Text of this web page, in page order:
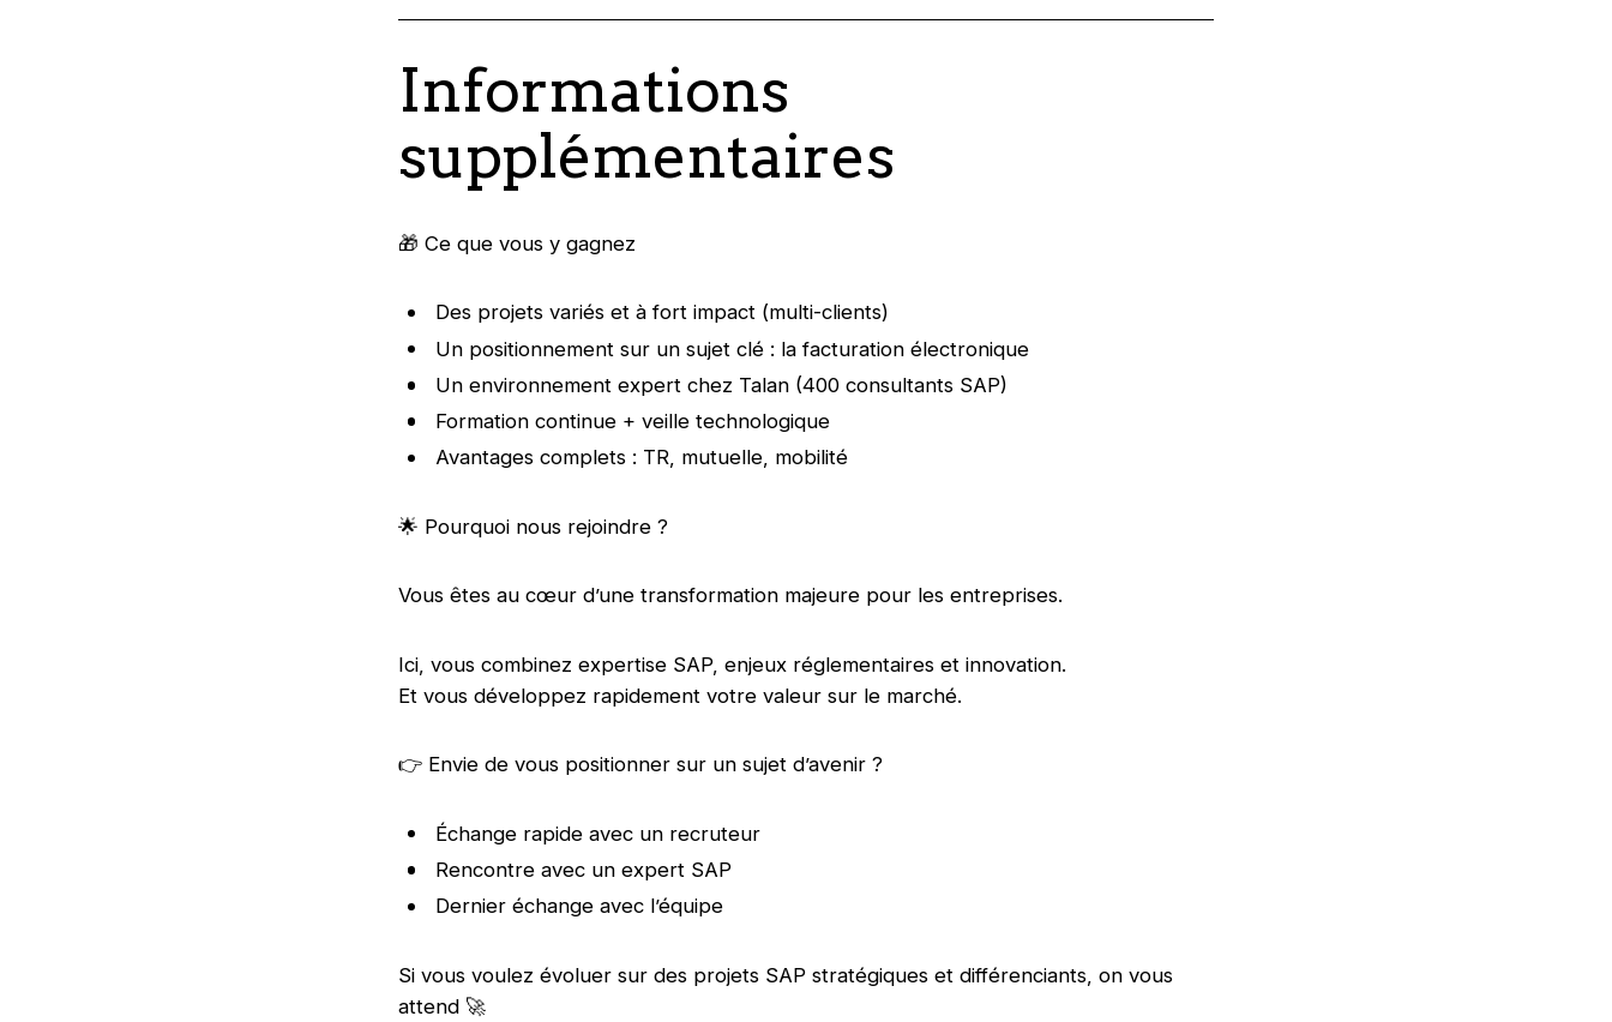
Informations
supplémentaires
🎁 Ce que vous y gagnez
Des projets variés et à fort impact (multi-clients)
Un positionnement sur un sujet clé : la facturation électronique
Un environnement expert chez Talan (400 consultants SAP)
Formation continue + veille technologique
Avantages complets : TR, mutuelle, mobilité
🌟 Pourquoi nous rejoindre ?
Vous êtes au cœur d’une transformation majeure pour les entreprises.
Ici, vous combinez expertise SAP, enjeux réglementaires et innovation.
Et vous développez rapidement votre valeur sur le marché.
👉 Envie de vous positionner sur un sujet d’avenir ?
Échange rapide avec un recruteur
Rencontre avec un expert SAP
Dernier échange avec l’équipe
Si vous voulez évoluer sur des projets SAP stratégiques et différenciants, on vous
attend 🚀